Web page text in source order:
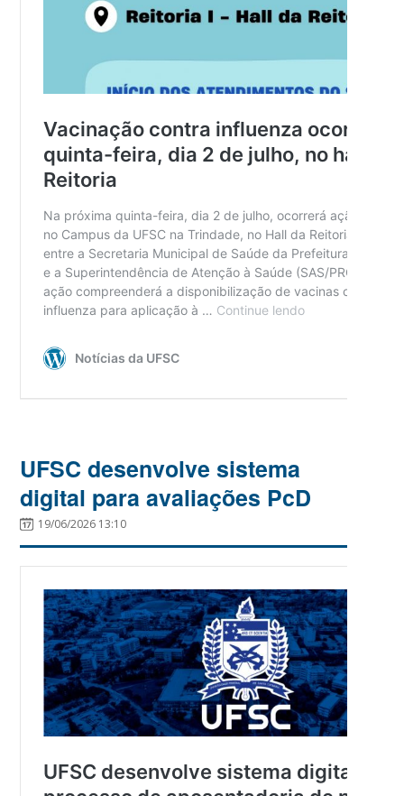
UFSC desenvolve sistema
digital para avaliações PcD
19/06/2026 13:10